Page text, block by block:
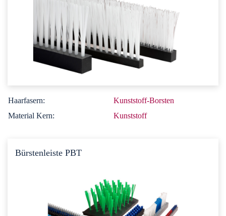
Haarfasern:
Kunststoff-Borsten
Material Kern:
Kunststoff
Bürstenleiste PBT